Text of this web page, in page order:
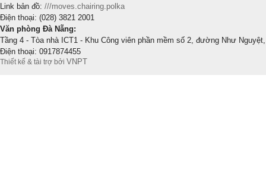
Link bản đồ: ///moves.chairing.polka
Điện thoại: (028) 3821 2001
Văn phòng Đà Nẵng:
Tầng 4 - Tòa nhà ICT1 - Khu Công viên phần mềm số 2, đường Như
Điện thoại: 0917874455
Thiết kế & tài trợ bởi VNPT